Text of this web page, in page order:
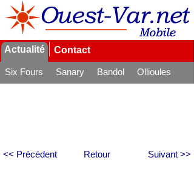
Actualité Contact
Six Fours Sanary Bandol
Ollioules
Retour
<< Précédent Suivant >>